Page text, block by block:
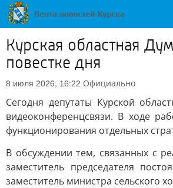
Курская областная
повестке дня
8 июля 2026, 16:22 Официально
Сегодня депутаты Курской
видеоконференцсвязи. В ходе
функционирования отдельных
В обсуждении тем, связанных с
заместитель председателя
заместитель министра сельского